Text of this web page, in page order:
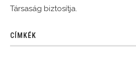
Társaság biztosítja.
CÍMKÉK